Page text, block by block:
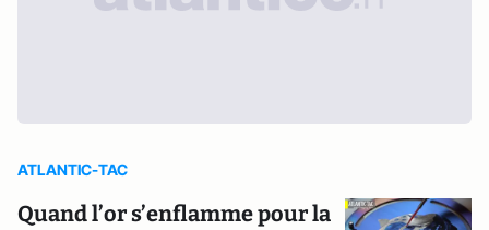
ATLANTIC-TAC
Quand l’or s’enflamme pour la